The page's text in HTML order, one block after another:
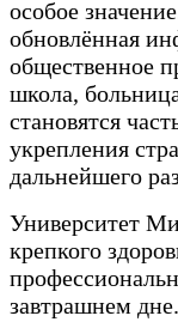
особое
обновлённая
общественное
школа,
становятся
укрепления
дальнейшего
Университет
крепкого
завтрашнем дне.